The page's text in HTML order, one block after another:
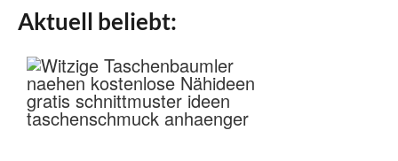
Aktuell beliebt: